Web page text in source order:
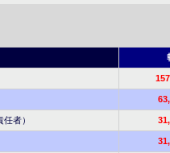
者）